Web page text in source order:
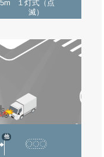
１灯式（点
滅）
他